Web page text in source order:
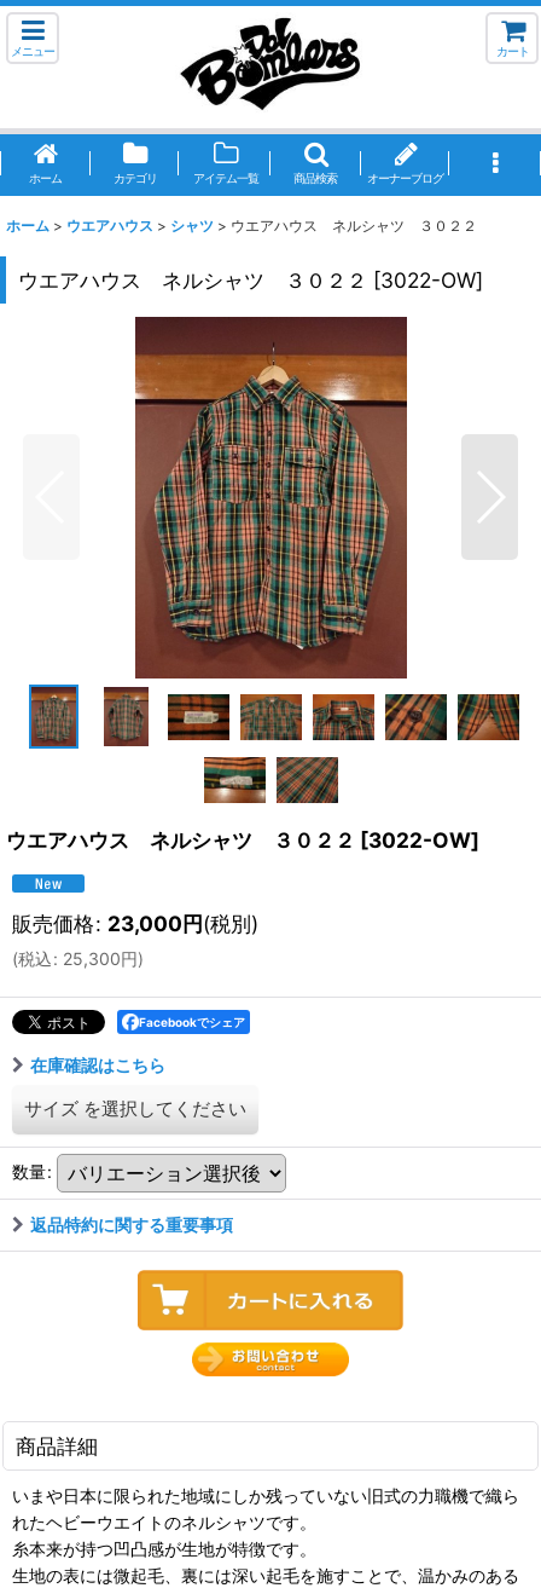
メニュー カート
ホーム カテゴリ アイテム一覧 商品検索 オーナーブログ
ホーム > ウエアハウス > シャツ > ウエアハウス ネルシャツ ３０２２
ウエアハウス ネルシャツ ３０２２ [3022-OW]
ウエアハウス ネルシャツ ３０２２ [3022-OW]
販売価格: 23,000円(税別)
(税込: 25,300円)
Facebookでシェア
在庫確認はこちら
サイズ を選択してください
数量:
返品特約に関する重要事項
商品詳細
いまや日本に限られた地域にしか残っていない旧式の力職機で織ら
れたヘビーウエイトのネルシャツです。
糸本来が持つ凹凸感が生地が特徴です。
生地の表には微起毛、裏には深い起毛を施すことで、温かみのある